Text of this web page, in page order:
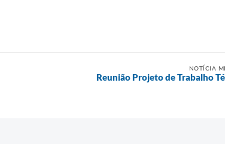
NOTÍCIA
Reunião Projeto de Trabalho